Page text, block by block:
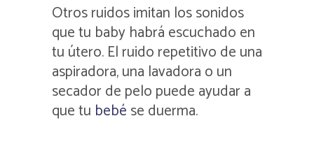
Otros ruidos imitan los sonidos
que tu baby habrá escuchado en
tu útero. El ruido repetitivo de una
aspiradora, una lavadora o un
secador de pelo puede ayudar a
que tu bebé se duerma.